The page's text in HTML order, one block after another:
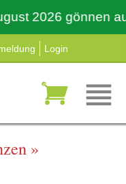
2026 gönnen
Login
»